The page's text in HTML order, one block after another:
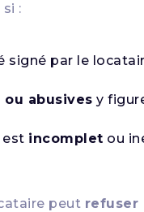
:
signé par le
ou abusives y
est incomplet ou
peut refuser